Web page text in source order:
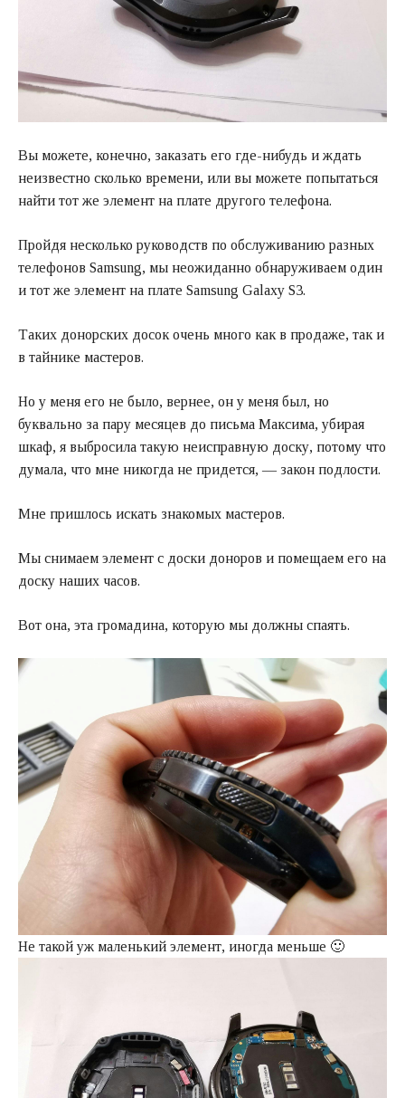
Вы можете, конечно, заказать его где-нибудь и ждать
неизвестно сколько времени, или вы можете попытаться
найти тот же элемент на плате другого телефона.
Пройдя несколько руководств по обслуживанию разных
телефонов Samsung, мы неожиданно обнаруживаем один
и тот же элемент на плате Samsung Galaxy S3.
Таких донорских досок очень много как в продаже, так и
в тайнике мастеров.
Но у меня его не было, вернее, он у меня был, но
буквально за пару месяцев до письма Максима, убирая
шкаф, я выбросила такую неисправную доску, потому что
думала, что мне никогда не придется, — закон подлости.
Мне пришлось искать знакомых мастеров.
Мы снимаем элемент с доски доноров и помещаем его на
доску наших часов.
Вот она, эта громадина, которую мы должны спаять.
Не такой уж маленький элемент, иногда меньше 🙂